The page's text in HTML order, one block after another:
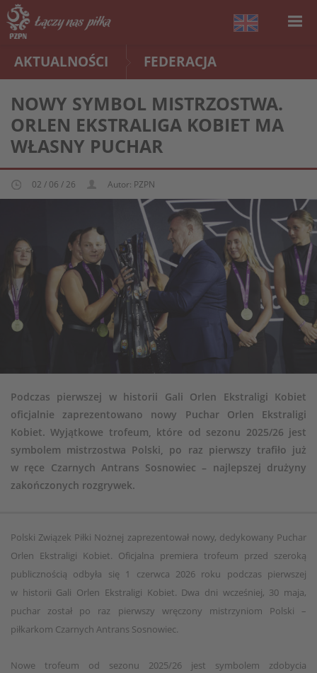
AKTUALNOŚCI FEDERACJA
NOWY SYMBOL MISTRZOSTWA.
ORLEN EKSTRALIGA KOBIET MA
WŁASNY PUCHAR
02 / 06 / 26 Autor: PZPN
Podczas pierwszej w historii Gali Orlen Ekstraligi Kobiet
oficjalnie zaprezentowano nowy Puchar Orlen Ekstraligi
Kobiet. Wyjątkowe trofeum, które od sezonu 2025/26 jest
symbolem mistrzostwa Polski, po raz pierwszy trafiło już
w ręce Czarnych Antrans Sosnowiec – najlepszej drużyny
zakończonych rozgrywek.
Polski Związek Piłki Nożnej zaprezentował nowy, dedykowany Puchar
Orlen Ekstraligi Kobiet. Oficjalna premiera trofeum przed szeroką
publicznością odbyła się 1 czerwca 2026 roku podczas pierwszej
w historii Gali Orlen Ekstraligi Kobiet. Dwa dni wcześniej, 30 maja,
puchar został po raz pierwszy wręczony mistrzyniom Polski –
piłkarkom Czarnych Antrans Sosnowiec.
Nowe trofeum od sezonu 2025/26 jest symbolem zdobycia